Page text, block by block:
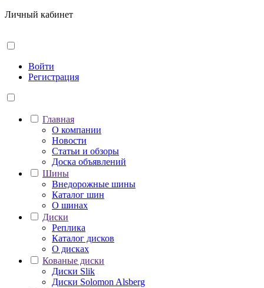
Личный кабинет
Войти
Регистрация
Главная
О компании
Новости
Статьи и обзоры
Доска объявлений
Шины
Внедорожные шины
Каталог шин
О шинах
Диски
Реплика
Каталог дисков
О дисках
Кованые диски
Диски Slik
Диски Solomon Alsberg